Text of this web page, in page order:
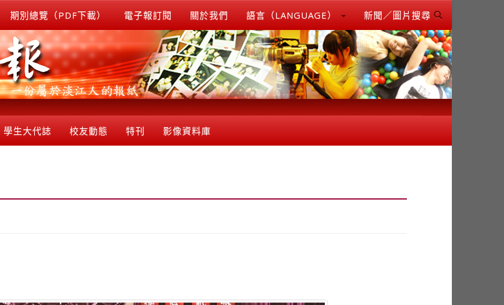
期別總覽（PDF下載） 電子報訂閱 關於我們 語言（LANGUAGE） 新聞／圖片搜尋
學生大代誌 校友動態 特刊 影像資料庫